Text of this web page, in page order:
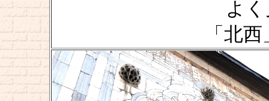
よ
「北西